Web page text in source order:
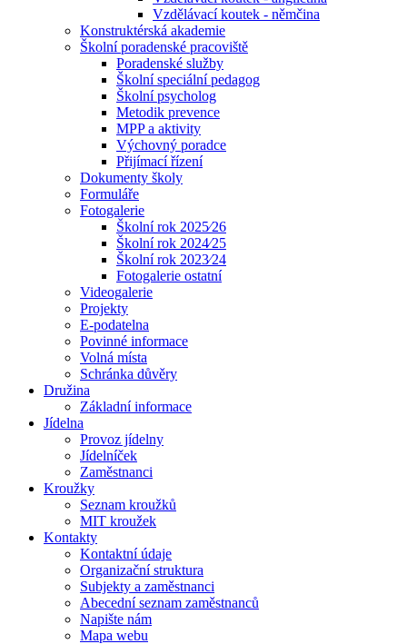
Vzdělávací koutek - němčina
Konstruktérská akademie
Školní poradenské pracoviště
Poradenské služby
Školní speciální pedagog
Školní psycholog
Metodik prevence
MPP a aktivity
Výchovný poradce
Přijímací řízení
Dokumenty školy
Formuláře
Fotogalerie
Školní rok 2025⁄26
Školní rok 2024⁄25
Školní rok 2023⁄24
Fotogalerie ostatní
Videogalerie
Projekty
E-podatelna
Povinné informace
Volná místa
Schránka důvěry
Družina
Základní informace
Jídelna
Provoz jídelny
Jídelníček
Zaměstnanci
Kroužky
Seznam kroužků
MIT kroužek
Kontakty
Kontaktní údaje
Organizační struktura
Subjekty a zaměstnanci
Abecední seznam zaměstnanců
Napište nám
Mapa webu